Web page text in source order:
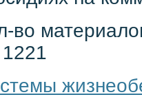
во
1221